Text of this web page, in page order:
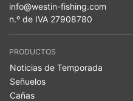
info@westin-fishing.com
n.º de IVA 27908780
PRODUCTOS
Noticias de Temporada
Señuelos
Cañas